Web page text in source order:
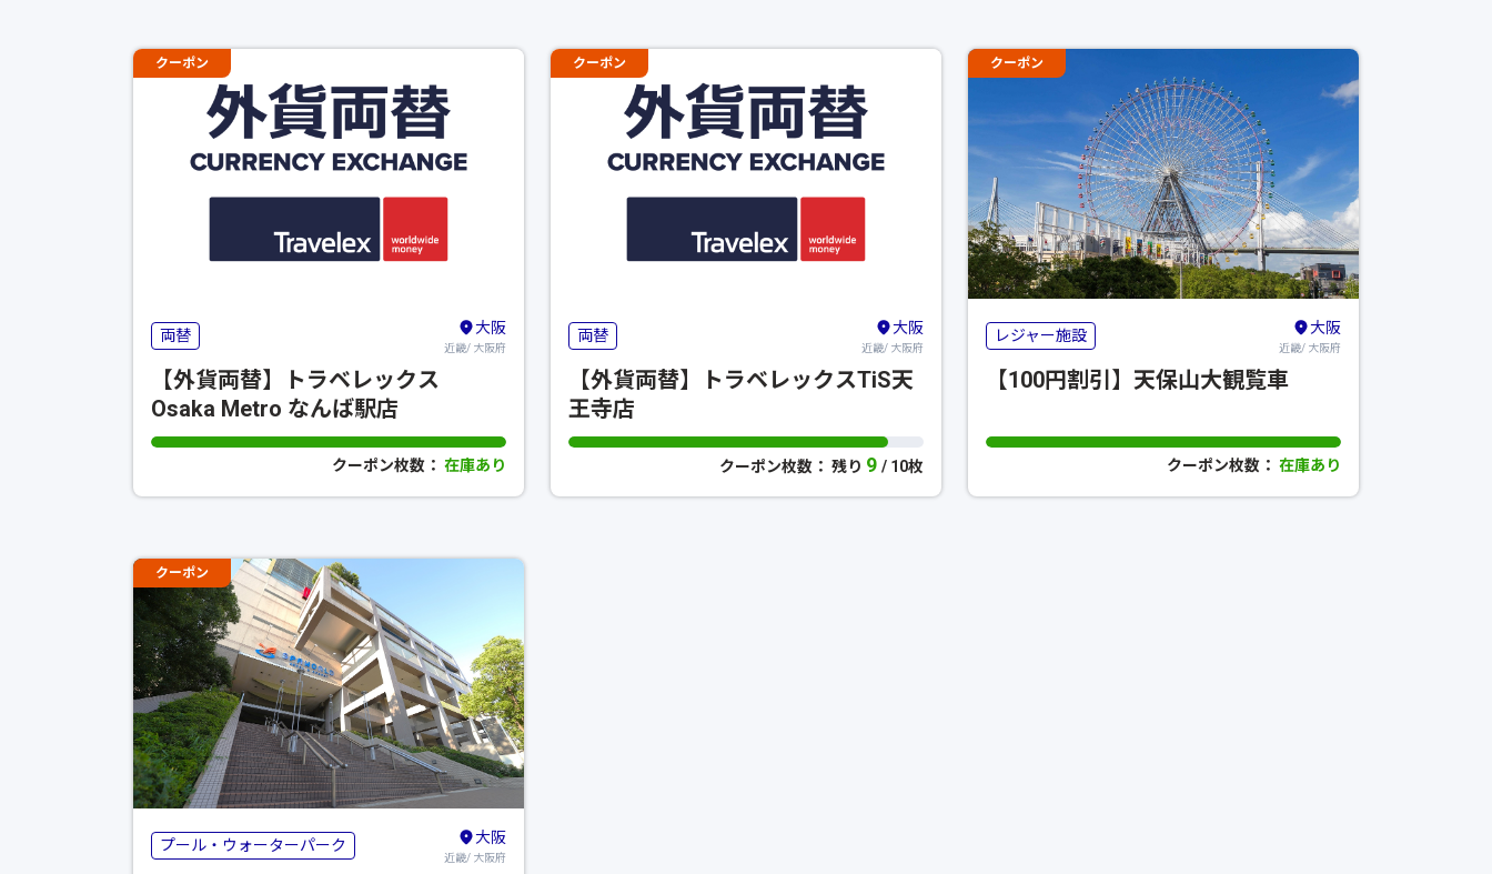
クーポン
両替 大阪
近畿/ 大阪府
【外貨両替】トラベレックス
Osaka Metro なんば駅店
クーポン枚数： 在庫あり
クーポン
両替 大阪
近畿/ 大阪府
【外貨両替】トラベレックスTiS天
王寺店
クーポン枚数： 残り 9 / 10枚
クーポン
レジャー施設 大阪
近畿/ 大阪府
【100円割引】天保山大観覧車
クーポン枚数： 在庫あり
クーポン
プール・ウォーターパーク 大阪
近畿/ 大阪府